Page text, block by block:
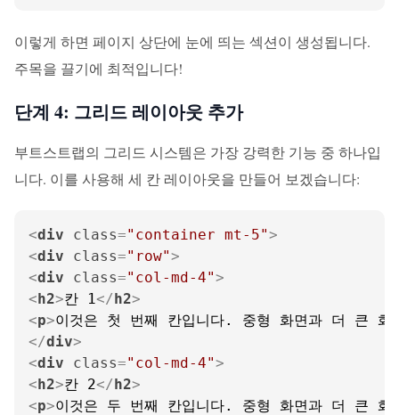
이렇게 하면 페이지 상단에 눈에 띄는 섹션이 생성됩니다.
주목을 끌기에 최적입니다!
단계 4: 그리드 레이아웃 추가
부트스트랩의 그리드 시스템은 가장 강력한 기능 중 하나입
니다. 이를 사용해 세 칸 레이아웃을 만들어 보겠습니다:
<div class="container mt-5">
<div class="row">
<div class="col-md-4">
<h2>칸 1</h2>
<p>이것은 첫 번째 칸입니다. 중형 화면과 더 큰 화
</div>
<div class="col-md-4">
<h2>칸 2</h2>
<p>이것은 두 번째 칸입니다. 중형 화면과 더 큰 화